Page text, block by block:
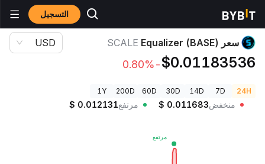
التسجيل أسعار العملات الرقمية
سعر Equalizer (BASE) SCALE
$0.01183536
-0.80%
USD
24H
7D
14D
30D
60D
200D
1Y
منخفض $ 0.011683 مرتفع $ 0.012131